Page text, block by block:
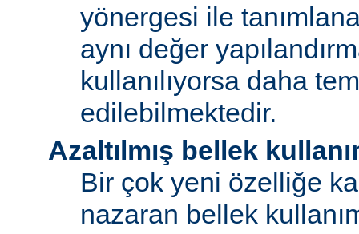
yönergesi ile
aynı değer
kullanılıyorsa daha
edilebilmektedir.
Azaltılmış bellek
Bir çok yeni özelliğe
nazaran bellek